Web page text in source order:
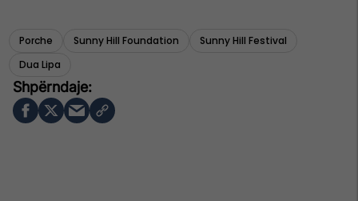
Porche Sunny Hill Foundation
Sunny Hill Festival
Dua Lipa